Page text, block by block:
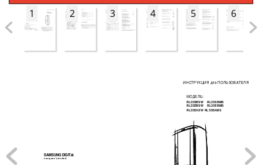
1
2 3 4 5 6
ИНСТРУКЦИЯ для ПОЛЬЗОВАТЕЛЯ
МОДЕЛЬ:
RL33SBSW
RL33SBMS
RL33EBSW
RL33EBMS
RL33EASW RL33EAMS
SAMSUNG DIGITai.
everyone's invited